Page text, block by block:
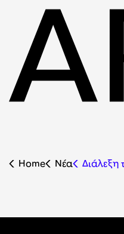
Home Nέα Διάλεξη